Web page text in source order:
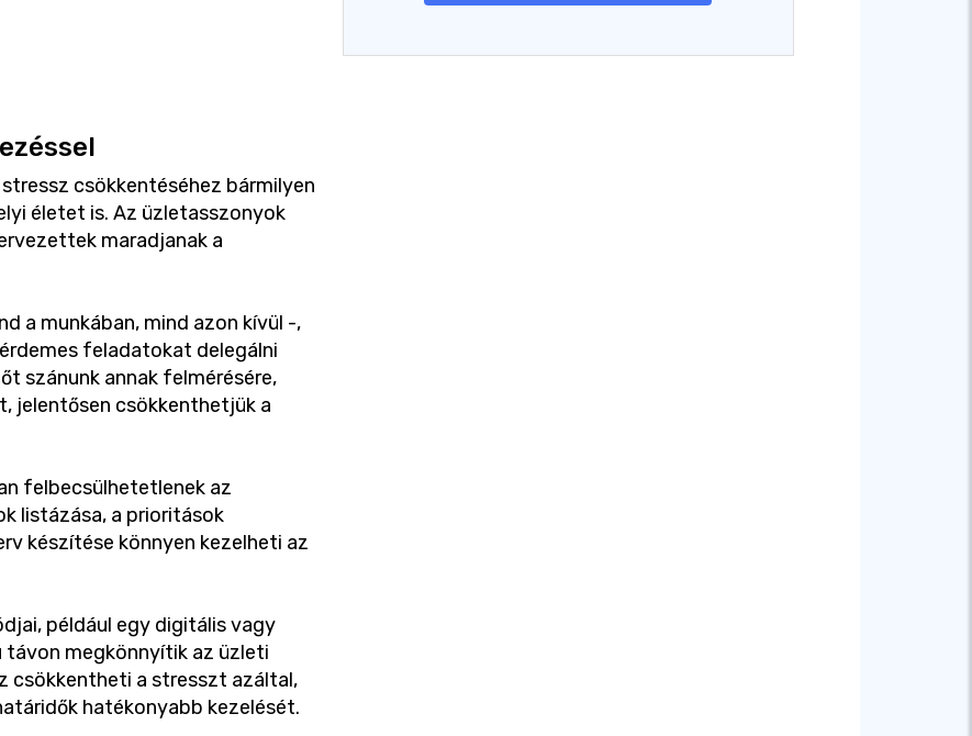
csökkentéséhez bármilyen
életet is. Az üzletasszonyok
maradjanak a
a munkában, mind azon kívül -,
feladatokat delegálni
szánunk annak felmérésére,
jelentősen csökkenthetjük a
felbecsülhetetlenek az
listázása, a prioritások
készítése könnyen kezelheti az
például egy digitális vagy
távon megkönnyítik az üzleti
csökkentheti a stresszt azáltal,
hatékonyabb kezelését.